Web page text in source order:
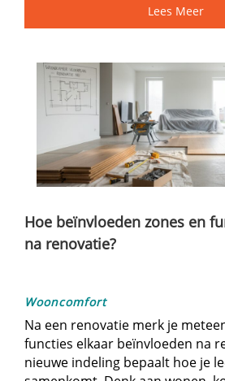
Lees Meer
Hoe beïnvloeden zones en
na renovatie?
Wooncomfort
Na een renovatie merk je
functies elkaar beïnvloeden na
nieuwe indeling bepaalt hoe je